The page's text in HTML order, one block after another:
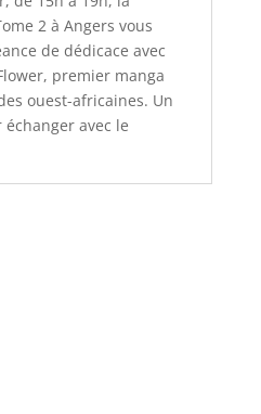
2 à Angers vous
de dédicace avec
premier manga
ouest-africaines. Un
avec le